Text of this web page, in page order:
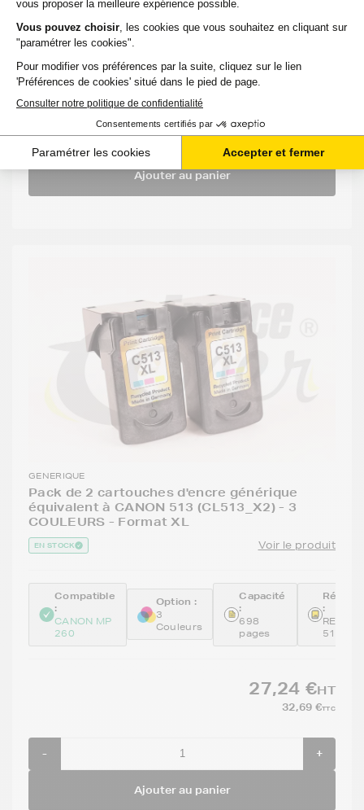
CANON MP
Couleurs
14,04 €
- +
Ajouter au panier
GENERIQUE
Pack de 2 cartouches d'encre générique
équivalent à CANON 513 (CL513_X2) - 3
COULEURS - Format XL
EN STOCK Voir le produit
Compatible
:
CANON MP
260
Option :
3
Couleurs
Capacité
:
698
pages
:
REMCL-
513_X2
27,24 €HT
32,69 €TTC
- +
Ajouter au panier